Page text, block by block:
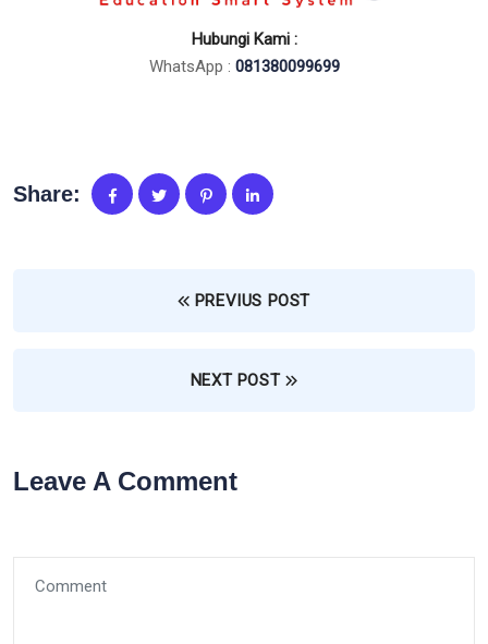
Hubungi Kami :
WhatsApp : 081380099699
Share:
PREVIUS POST
NEXT POST
Leave A Comment